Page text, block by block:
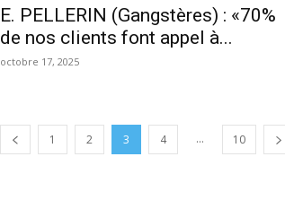
E. PELLERIN (Gangstères) : «70%
de nos clients font appel à...
octobre 17, 2025
1 2 3 4 ... 10